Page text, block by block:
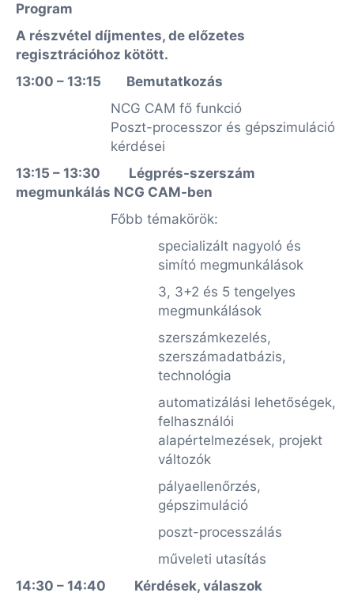
Program
A részvétel díjmentes, de előzetes
regisztrációhoz kötött.
13:00 – 13:15 Bemutatkozás
NCG CAM fő funkció
Poszt-processzor és gépszimuláció
kérdései
13:15 – 13:30 Légprés-szerszám
megmunkálás NCG CAM-ben
Főbb témakörök:
specializált nagyoló és
simító megmunkálások
3, 3+2 és 5 tengelyes
megmunkálások
szerszámkezelés,
szerszámadatbázis,
technológia
automatizálási lehetőségek,
felhasználói
alapértelmezések, projekt
változók
pályaellenőrzés,
gépszimuláció
poszt-processzálás
műveleti utasítás
14:30 – 14:40 Kérdések, válaszok